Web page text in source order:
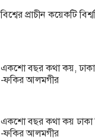
বিশ্বের প্রাচীন কয়েকটি
একশো বছর কথা কয়, ঢাকা
-ফকির আলমগীর
একশো বছর কথা কয় ঢাকা
-ফকির আলমগীর